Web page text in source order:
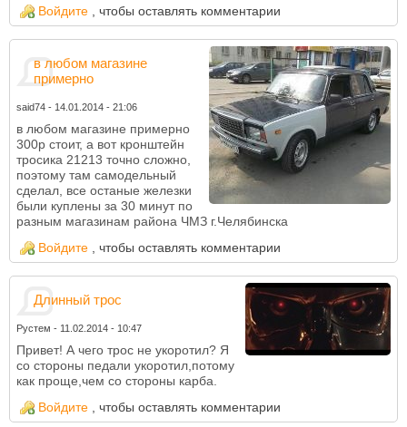
Войдите , чтобы оставлять комментарии
в любом магазине
примерно
said74- 14.01.2014 - 21:06
в любом магазине примерно
300р стоит, а вот кронштейн
тросика 21213 точно сложно,
поэтому там самодельный
сделал, все останые железки
были куплены за 30 минут по
разным магазинам района ЧМЗ г.Челябинска
Войдите , чтобы оставлять комментарии
Длинный трос
Рустем - 11.02.2014 - 10:47
Привет! А чего трос не укоротил? Я
со стороны педали укоротил,потому
как проще,чем со стороны карба.
Войдите , чтобы оставлять комментарии